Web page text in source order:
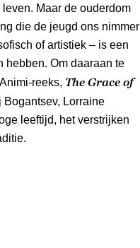
Maar de ouderdom
die de jeugd ons nimmer
of artistiek – is een
hebben. Om daaraan te
reeks, The Grace of
Lorraine
leeftijd, het verstrijken